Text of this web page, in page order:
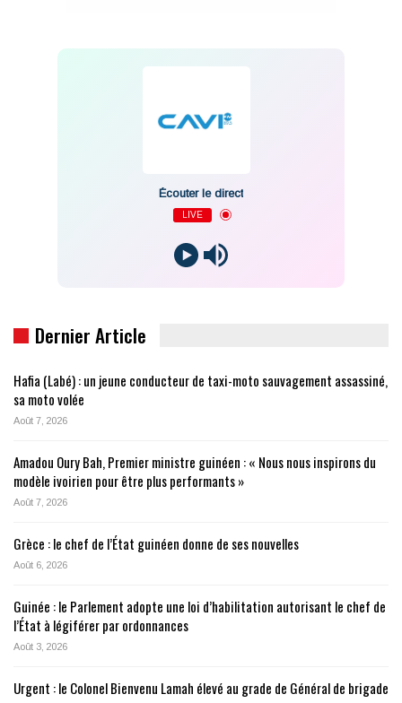
Écouter le direct
LIVE
Dernier Article
Hafia (Labé) : un jeune conducteur de taxi-moto sauvagement assassiné,
sa moto volée
Août 7, 2026
Amadou Oury Bah, Premier ministre guinéen : « Nous nous inspirons du
modèle ivoirien pour être plus performants »
Août 7, 2026
Grèce : le chef de l’État guinéen donne de ses nouvelles
Août 6, 2026
Guinée : le Parlement adopte une loi d’habilitation autorisant le chef de
l’État à légiférer par ordonnances
Août 3, 2026
Urgent : le Colonel Bienvenu Lamah élevé au grade de Général de brigade